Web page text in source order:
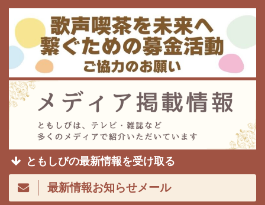
ともしびの最新情報を受け取る
最新情報お知らせメール